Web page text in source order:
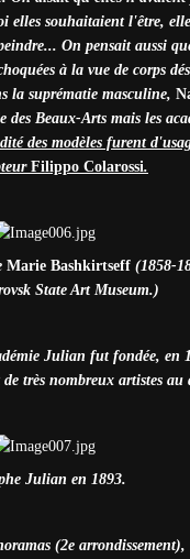
elles souhaitaient l'être,
On pensait aussi
à la vue de corps
la suprématie masculine,
Beaux-Arts mais les
des modèles furent
Filippo Colarossi.
Marie Bashkirtseff (1858-
State Art Museum.)
Julian fut fondée, en
très nombreux artistes au
Julian en 1893.
(2e